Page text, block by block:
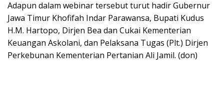
Adapun dalam webinar tersebut turut hadir Gubernur
Jawa Timur Khofifah Indar Parawansa, Bupati Kudus
H.M. Hartopo, Dirjen Bea dan Cukai Kementerian
Keuangan Askolani, dan Pelaksana Tugas (Plt.) Dirjen
Perkebunan Kementerian Pertanian Ali Jamil. (don)